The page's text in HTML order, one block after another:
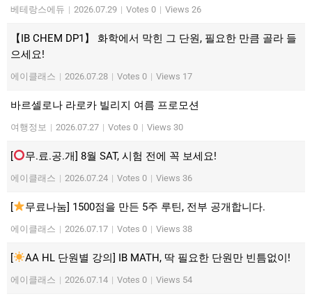
베테랑스에듀 | 2026.07.29 | Votes 0 | Views 26
【IB CHEM DP1】 화학에서 막힌 그 단원, 필요한 만큼 골라 들
으세요!
에이클래스 | 2026.07.28 | Votes 0 | Views 17
바르셀로나 라로카 빌리지 여름 프로모션
여행정보 | 2026.07.27 | Votes 0 | Views 30
[ 무.료.공.개] 8월 SAT, 시험 전에 꼭 보세요!
에이클래스 | 2026.07.24 | Votes 0 | Views 36
[ 무료나눔] 1500점을 만든 5주 루틴, 전부 공개합니다.
에이클래스 | 2026.07.17 | Votes 0 | Views 38
[ AA HL 단원별 강의] IB MATH, 딱 필요한 단원만 빈틈없이!
에이클래스 | 2026.07.14 | Votes 0 | Views 54